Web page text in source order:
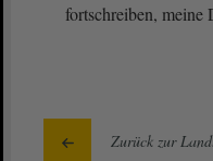
fortschreiben, meine
Zurück zur